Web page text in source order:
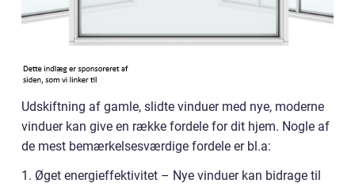
Udskiftning af gamle, slidte vinduer med nye, moderne
vinduer kan give en række fordele for dit hjem. Nogle af
de mest bemærkelsesværdige fordele er bl.a:
1. Øget energieffektivitet – Nye vinduer kan bidrage til